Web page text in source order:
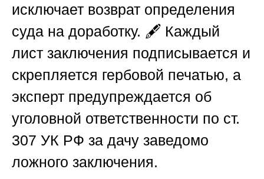
исключает возврат определения
суда на доработку. 🖋️ Каждый
лист заключения подписывается и
скрепляется гербовой печатью, а
эксперт предупреждается об
уголовной ответственности по ст.
307 УК РФ за дачу заведомо
ложного заключения.